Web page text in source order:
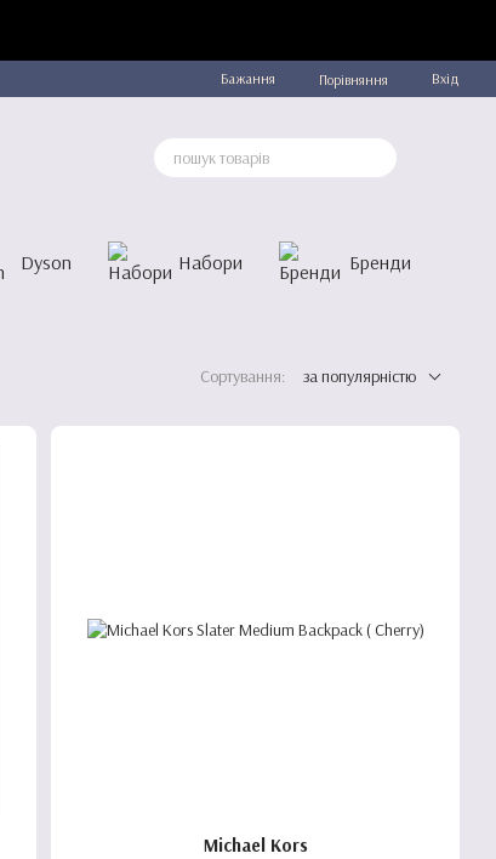
Бажання Порівняння Вхід
Dyson Набори Бренди
Сортування: за популярністю
Michael Kors